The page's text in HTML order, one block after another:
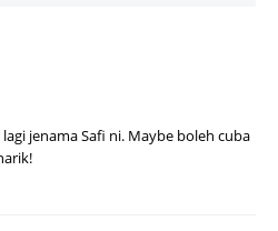
jenama Safi ni. Maybe boleh cuba